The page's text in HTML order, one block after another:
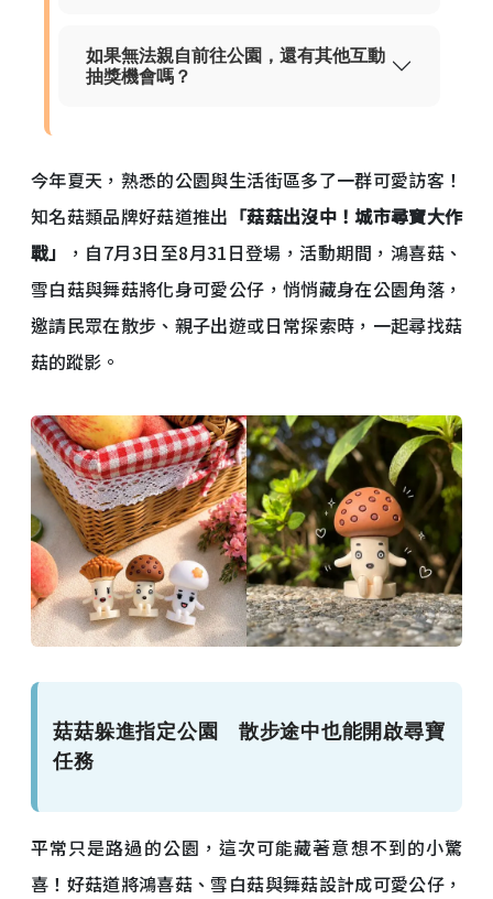
如果無法親自前往公園，還有其他互動
抽獎機會嗎？
今年夏天，熟悉的公園與生活街區多了一群可愛訪客！
知名菇類品牌好菇道推出 「菇菇出沒中！城市尋寶大作
戰」
，自7月3日至8月31日登場，活動期間，鴻喜菇、
雪白菇與舞菇將化身可愛公仔，悄悄藏身在公園角落，
邀請民眾在散步、親子出遊或日常探索時，一起尋找菇
菇的蹤影。
菇菇躲進指定公園 散步途中也能開啟尋寶
任務
平常只是路過的公園，這次可能藏著意想不到的小驚
喜！好菇道將鴻喜菇、雪白菇與舞菇設計成可愛公仔，